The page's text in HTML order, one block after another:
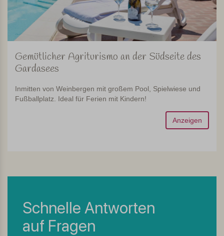
Gemütlicher Agriturismo an der Südseite des
Gardasees
Inmitten von Weinbergen mit großem Pool, Spielwiese und
Fußballplatz. Ideal für Ferien mit Kindern!
Anzeigen
Schnelle Antworten
auf Fragen